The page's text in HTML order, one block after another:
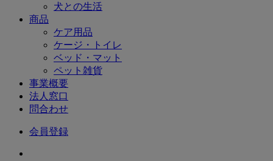
犬との生活
商品
ケア用品
ケージ・トイレ
ベッド・マット
ペット雑貨
事業概要
法人窓口
問合わせ
会員登録